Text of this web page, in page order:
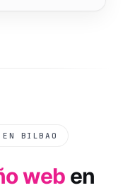
EN BILBAO
web en